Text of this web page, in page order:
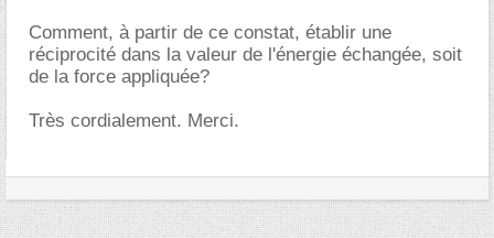
Comment, à partir de ce constat, établir une
réciprocité dans la valeur de l'énergie échangée, soit
de la force appliquée?
Très cordialement. Merci.